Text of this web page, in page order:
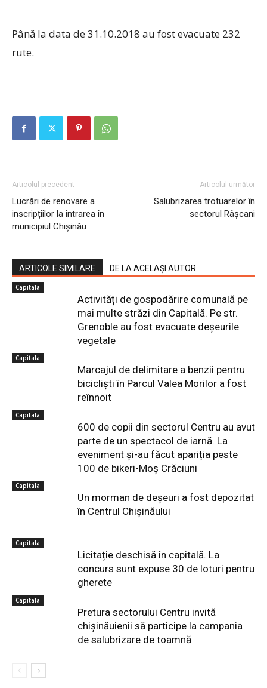
Până la data de 31.10.2018 au fost evacuate 232
rute.
Articolul precedent
Lucrări de renovare a
inscripțiilor la intrarea în
municipiul Chișinău
Articolul următor
Salubrizarea trotuarelor în
sectorul Râșcani
ARTICOLE SIMILARE DE LA ACELAȘI AUTOR
Capitala
Activități de gospodărire comunală pe
mai multe străzi din Capitală. Pe str.
Grenoble au fost evacuate deșeurile
vegetale
Capitala
Marcajul de delimitare a benzii pentru
bicicliști în Parcul Valea Morilor a fost
reînnoit
Capitala
600 de copii din sectorul Centru au avut
parte de un spectacol de iarnă. La
eveniment și-au făcut apariția peste
100 de bikeri-Moș Crăciuni
Capitala
Un morman de deșeuri a fost depozitat
în Centrul Chișinăului
Capitala
Licitație deschisă în capitală. La
concurs sunt expuse 30 de loturi pentru
gherete
Capitala
Pretura sectorului Centru invită
chișinăuienii să participe la campania
de salubrizare de toamnă